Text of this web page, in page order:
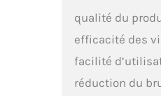
qualité du
efficacité des
facilité
réduction du